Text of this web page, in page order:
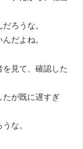
ろうな。
だよね。
見て、確認した
たが既に遅すぎ
な。